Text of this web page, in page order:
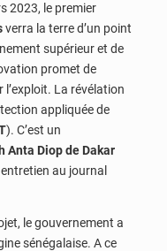
2023, le premier
verra la terre d’un point
supérieur et de
promet de
La révélation
appliquée de
). C’est un
Anta Diop de Dakar
au journal
le gouvernement a
sénégalaise. A ce